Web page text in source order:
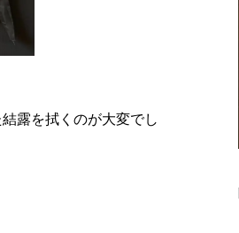
露を拭くのが大変でし